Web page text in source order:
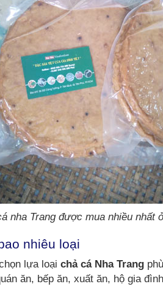
nha Trang được mua nhiều nhất
nhiêu loại
lựa loại chả cá Nha Trang
ăn, bếp ăn, xuất ăn, hộ gia